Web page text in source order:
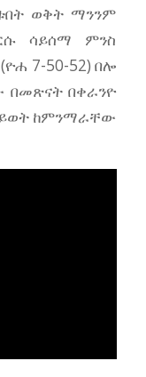
ወቅት ማንንም
ሳይሰማ ምንስ
7-50-52) በሎ
በመጽናት በቀራንዮ
ከምንማራቸው